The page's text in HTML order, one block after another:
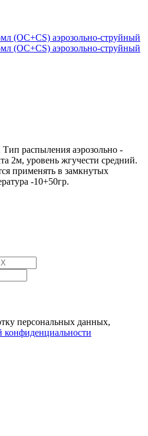
Тип распыления аэрозольно -
2м, уровень жгучести средний.
применять в замкнутых
-10+50гр.
персональных данных,
конфиденциальности